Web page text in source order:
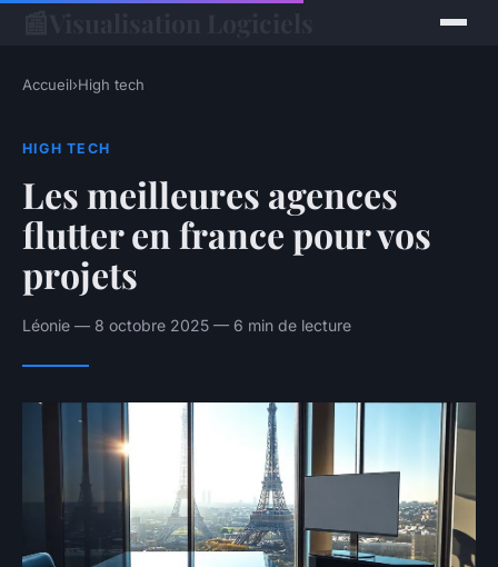
Accueil›High tech
HIGH TECH
Les meilleures agences
flutter en france pour vos
projets
Léonie — 8 octobre 2025 — 6 min de lecture